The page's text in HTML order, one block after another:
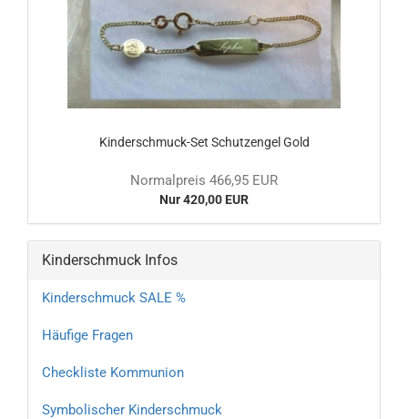
Kinderschmuck-Set Schutzengel Gold
Normalpreis 466,95 EUR
Nur 420,00 EUR
Kinderschmuck Infos
Kinderschmuck SALE %
Häufige Fragen
Checkliste Kommunion
Symbolischer Kinderschmuck